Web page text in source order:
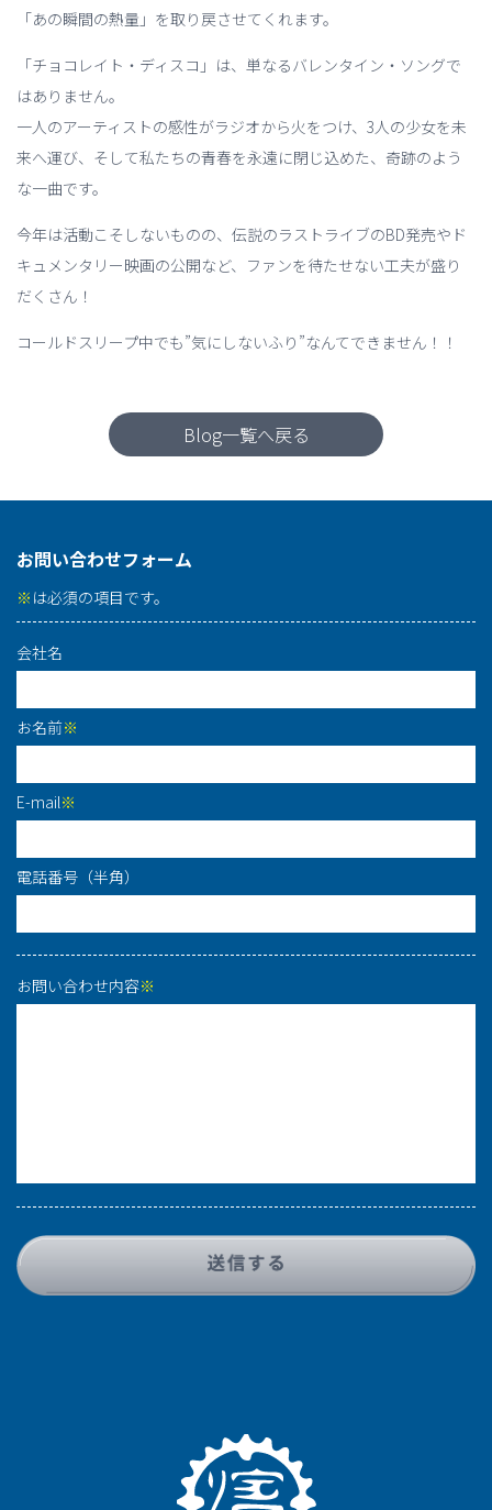
「あの瞬間の熱量」を取り戻させてくれます。
「チョコレイト・ディスコ」は、単なるバレンタイン・ソングで
はありません。
一人のアーティストの感性がラジオから火をつけ、3人の少女を未
来へ運び、そして私たちの青春を永遠に閉じ込めた、奇跡のよう
な一曲です。
今年は活動こそしないものの、伝説のラストライブのBD発売やド
キュメンタリー映画の公開など、ファンを待たせない工夫が盛り
だくさん！
コールドスリープ中でも”気にしないふり”なんてできません！！
Blog一覧へ戻る
お問い合わせフォーム
※ は必須の項目です。
会社名
お名前※
E-mail※
電話番号（半角）
お問い合わせ内容※